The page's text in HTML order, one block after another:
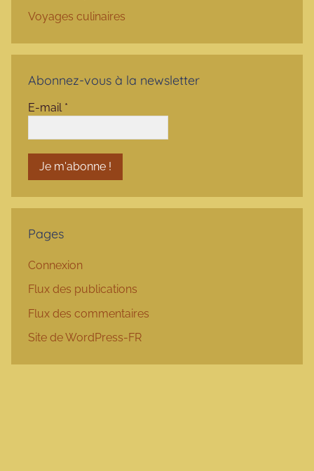
Voyages culinaires
Abonnez-vous à la newsletter
E-mail *
Pages
Connexion
Flux des publications
Flux des commentaires
Site de WordPress-FR